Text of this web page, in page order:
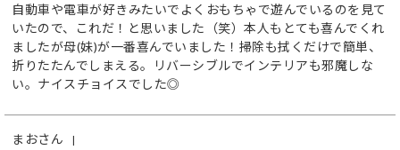
自動車や電車が好きみたいでよくおもちゃで遊んでいるのを見て
いたので、これだ！と思いました（笑）本人もとても喜んでくれ
ましたが母(妹)が一番喜んでいました！掃除も拭くだけで簡単、
折りたたんでしまえる。リバーシブルでインテリアも邪魔しな
い。ナイスチョイスでした◎
まお